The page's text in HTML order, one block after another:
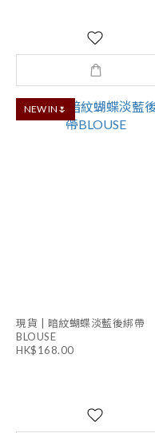
NEW IN🌷
現貨 | 暗紋蝴蝶淡藍後綁帶
BLOUSE
HK$168.00